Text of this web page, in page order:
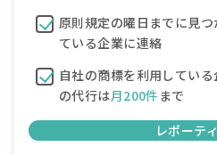
原則規定の曜日までに見
ている企業に連絡
自社の商標を利用してい
の代行は月200件 まで
レポーテ